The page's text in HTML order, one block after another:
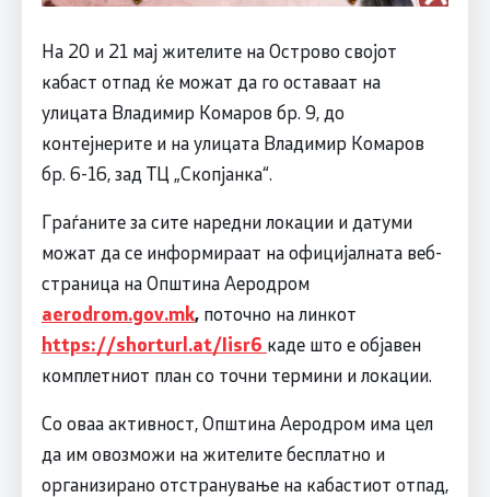
На 20 и 21 мај жителите на Острово својот
кабаст отпад ќе можат да го оставаат на
улицата Владимир Комаров бр. 9, до
контејнерите и на улицата Владимир Комаров
бр. 6-16, зад ТЦ „Скопјанка“.
Граѓаните за сите наредни локации и датуми
можат да се информираат на официјалната веб-
страница на Општина Аеродром
aerodrom.gov.mk,поточно на линкот
https://shorturl.at/Iisr6 каде што е објавен
комплетниот план со точни термини и локации.
Со оваа активност, Општина Аеродром има цел
да им овозможи на жителите бесплатно и
организирано отстранување на кабастиот отпад,